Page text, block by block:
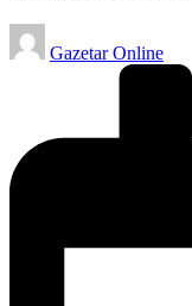
Posted
by
Gazetar Online